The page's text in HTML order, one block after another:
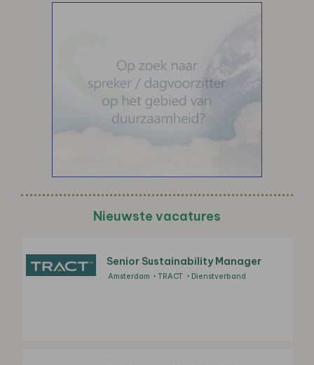
Nieuwste vacatures
Senior Sustainability Manager
Amsterdam TRACT Dienstverband